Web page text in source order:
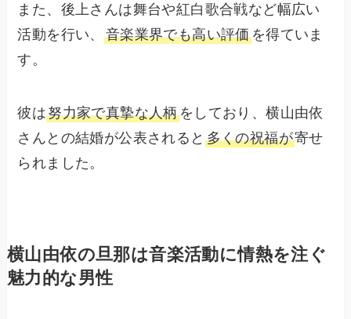
また、後上さんは舞台や紅白歌合戦など幅広い
活動を行い、 音楽業界でも高い評価を得ていま
す。
彼は努力家で真摯な人柄をしており、横山由依
さんとの結婚が公表されると 多くの祝福が寄せ
られました。
横山由依の旦那は音楽活動に情熱を注ぐ
魅力的な男性